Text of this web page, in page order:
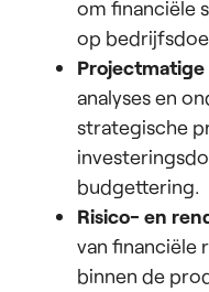
om financiële
op
analyses en
strategische
budgettering.
Risico- en
van financiële
binnen de